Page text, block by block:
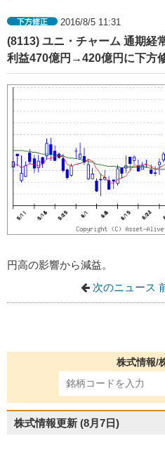
2016/8/5 11:31
(8113) ユニ・チャーム 通期
利益470億円→420億円に下方
円高の影響から減益。
次のニュース
株式情報/
株式情報更新 (8月7日)